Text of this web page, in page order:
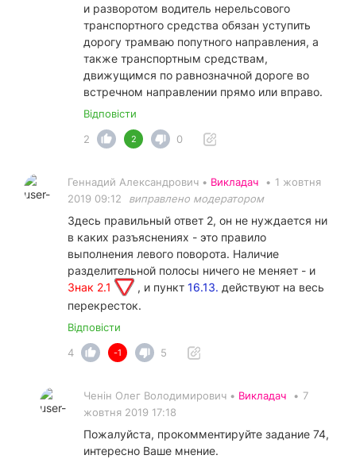
и разворотом водитель нерельсового
транспортного средства обязан уступить
дорогу трамваю попутного направления, а
также транспортным средствам,
движущимся по равнозначной дороге во
встречном направлении прямо или вправо.
Відповісти
2
2 0
Геннадий Александрович • Викладач • 1 жовтня
2019 09:12
виправлено модератором
Здесь правильный ответ 2, он не нуждается ни
в каких разъяснениях - это правило
выполнения левого поворота. Наличие
разделительной полосы ничего не меняет - и
Знак 2.1
, и пункт 16.13. действуют на весь
перекресток.
Відповісти
4
-1 5
Ченін Олег Володимирович • Викладач • 7
жовтня 2019 17:18
Пожалуйста, прокомментируйте задание 74,
интересно Ваше мнение.